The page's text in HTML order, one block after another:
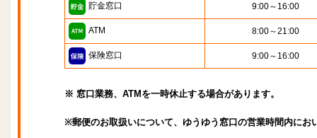
貯金窓口 9:00～16:00
ATM 8:00～21:00
保険窓口 9:00～16:00
※ 窓口業務、ATMを一時休止する場合があります。
※郵便のお取扱いについて、ゆうゆう窓口の営業時間内に